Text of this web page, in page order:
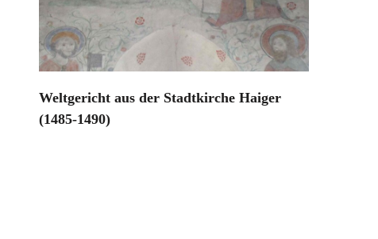
Weltgericht aus der Stadtkirche Haiger
(1485-1490)